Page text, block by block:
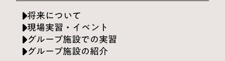
将来について
現場実習・イベント
グループ施設での実習
グループ施設の紹介